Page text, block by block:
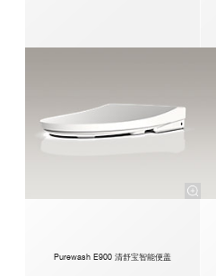
Purewash E900 清舒宝智能便盖